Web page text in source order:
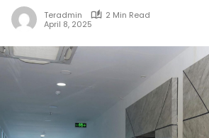
Teradmin
2 Min Read
April 8, 2025